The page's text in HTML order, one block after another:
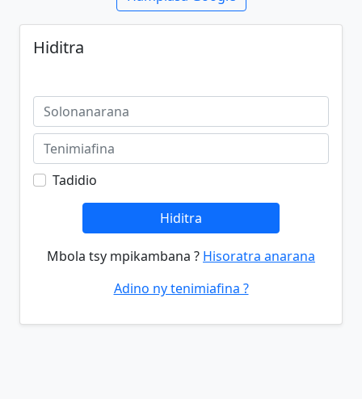
Hiditra
Tadidio
Hiditra
Mbola tsy mpikambana ? Hisoratra anarana
Adino ny tenimiafina ?